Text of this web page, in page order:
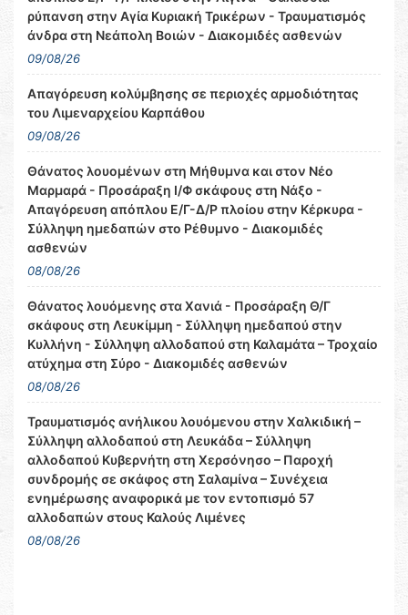
ρύπανση στην Αγία Κυριακή Τρικέρων - Τραυματισμός
άνδρα στη Νεάπολη Βοιών - Διακομιδές ασθενών
09/08/26
Απαγόρευση κολύμβησης σε περιοχές αρμοδιότητας
του Λιμεναρχείου Καρπάθου
09/08/26
Θάνατος λουομένων στη Μήθυμνα και στον Νέο
Μαρμαρά - Προσάραξη Ι/Φ σκάφους στη Νάξο -
Απαγόρευση απόπλου Ε/Γ-Δ/Ρ πλοίου στην Κέρκυρα -
Σύλληψη ημεδαπών στο Ρέθυμνο - Διακομιδές
ασθενών
08/08/26
Θάνατος λουόμενης στα Χανιά - Προσάραξη Θ/Γ
σκάφους στη Λευκίμμη - Σύλληψη ημεδαπού στην
Κυλλήνη - Σύλληψη αλλοδαπού στη Καλαμάτα – Τροχαίο
ατύχημα στη Σύρο - Διακομιδές ασθενών
08/08/26
Τραυματισμός ανήλικου λουόμενου στην Χαλκιδική –
Σύλληψη αλλοδαπού στη Λευκάδα – Σύλληψη
αλλοδαπού Κυβερνήτη στη Χερσόνησο – Παροχή
συνδρομής σε σκάφος στη Σαλαμίνα – Συνέχεια
ενημέρωσης αναφορικά με τον εντοπισμό 57
αλλοδαπών στους Καλούς Λιμένες
08/08/26